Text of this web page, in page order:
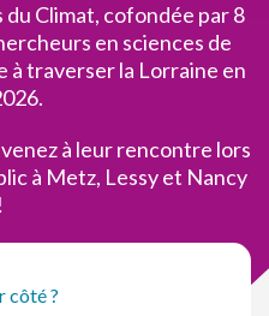
du Climat, cofondée par 8
en sciences de
à traverser la Lorraine en
à leur rencontre lors
à Metz, Lessy et Nancy
!
côté ?